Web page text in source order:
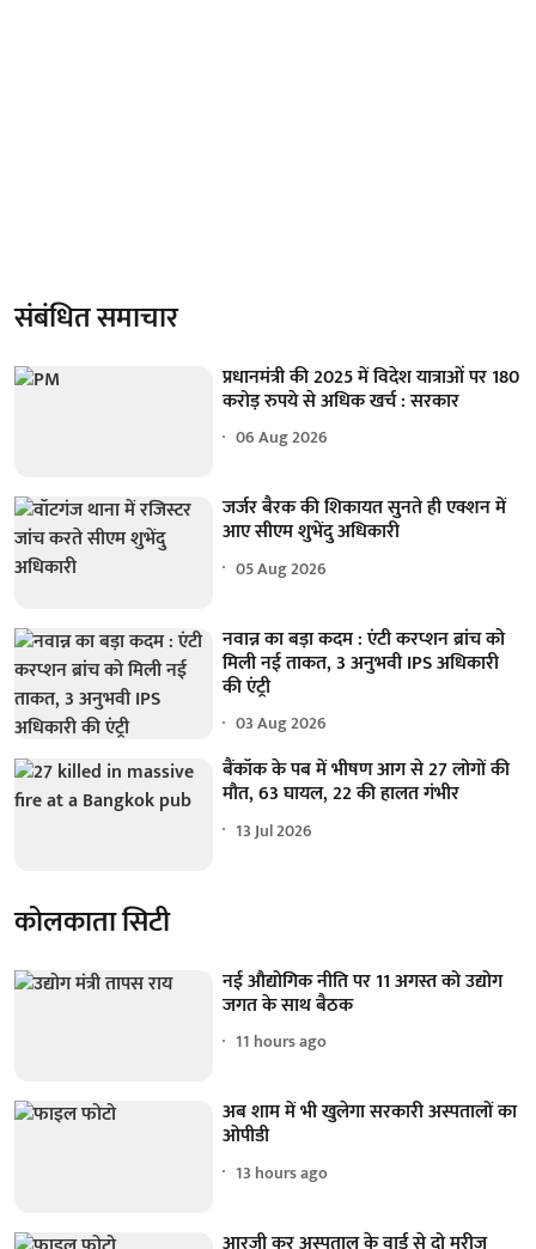
संबंधित समाचार
प्रधानमंत्री की 2025 में विदेश यात्राओं पर 180
करोड़ रुपये से अधिक खर्च : सरकार
06 Aug 2026
जर्जर बैरक की शिकायत सुनते ही एक्शन में
आए सीएम शुभेंदु अधिकारी
05 Aug 2026
नवान्न का बड़ा कदम : एंटी करप्शन ब्रांच को
मिली नई ताकत, 3 अनुभवी IPS अधिकारी
की एंट्री
03 Aug 2026
बैंकॉक के पब में भीषण आग से 27 लोगों की
मौत, 63 घायल, 22 की हालत गंभीर
13 Jul 2026
कोलकाता सिटी
नई औद्योगिक नीति पर 11 अगस्त को उद्योग
जगत के साथ बैठक
11 hours ago
अब शाम में भी खुलेगा सरकारी अस्पतालों का
ओपीडी
13 hours ago